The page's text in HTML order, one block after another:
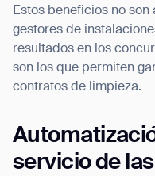
Estos beneficios no
gestores de
resultados en los
son los que permiten
contratos de limpieza.
servicio de